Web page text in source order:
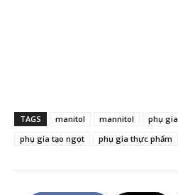
TAGS manitol mannitol phụ gia
phụ gia tạo ngọt
phụ gia thực phẩm